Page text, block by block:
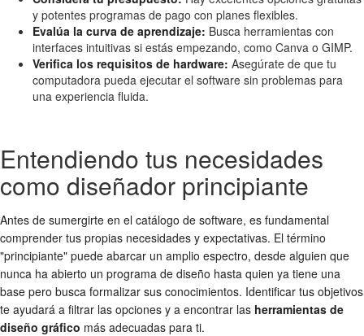
y potentes programas de pago con planes flexibles.
Evalúa la curva de aprendizaje: Busca herramientas con
interfaces intuitivas si estás empezando, como Canva o GIMP.
Verifica los requisitos de hardware: Asegúrate de que tu
computadora pueda ejecutar el software sin problemas para
una experiencia fluida.
Entendiendo tus necesidades
como diseñador principiante
Antes de sumergirte en el catálogo de software, es fundamental
comprender tus propias necesidades y expectativas. El término
"principiante" puede abarcar un amplio espectro, desde alguien que
nunca ha abierto un programa de diseño hasta quien ya tiene una
base pero busca formalizar sus conocimientos. Identificar tus objetivos
te ayudará a filtrar las opciones y a encontrar las herramientas de
diseño gráfico más adecuadas para ti.